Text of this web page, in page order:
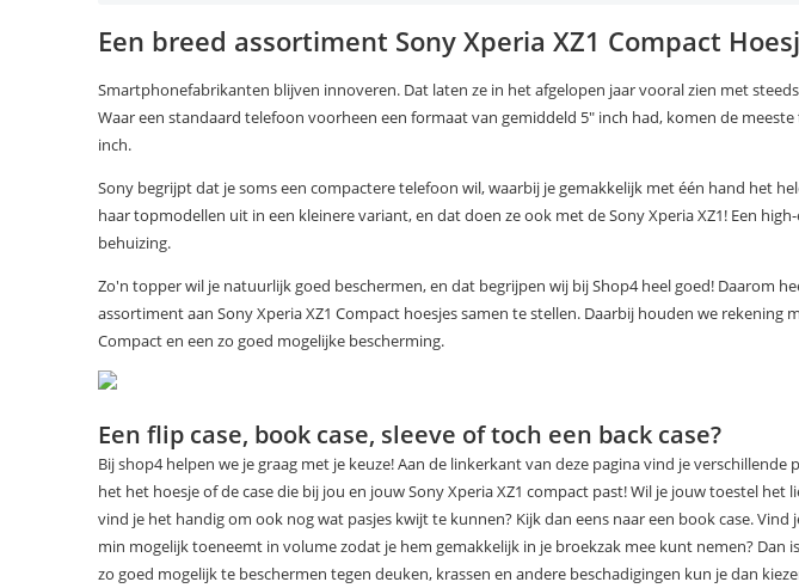
Een breed assortiment Sony Xperia XZ1 Compact
Smartphonefabrikanten blijven innoveren. Dat laten ze in het afgelopen jaar vooral zien met
Waar een standaard telefoon voorheen een formaat van gemiddeld 5" inch had, komen de
inch.
Sony begrijpt dat je soms een compactere telefoon wil, waarbij je gemakkelijk met één hand het
haar topmodellen uit in een kleinere variant, en dat doen ze ook met de Sony Xperia XZ1! Een
behuizing.
Zo'n topper wil je natuurlijk goed beschermen, en dat begrijpen wij bij Shop4 heel goed! Daarom
assortiment aan Sony Xperia XZ1 Compact hoesjes samen te stellen. Daarbij houden we rekening
Compact en een zo goed mogelijke bescherming.
Een flip case, book case, sleeve of toch een back case?
Bij shop4 helpen we je graag met je keuze! Aan de linkerkant van deze pagina vind je
het het hoesje of de case die bij jou en jouw Sony Xperia XZ1 compact past! Wil je jouw toestel
vind je het handig om ook nog wat pasjes kwijt te kunnen? Kijk dan eens naar een book case.
min mogelijk toeneemt in volume zodat je hem gemakkelijk in je broekzak mee kunt nemen? Dan
zo goed mogelijk te beschermen tegen deuken, krassen en andere beschadigingen kun je dan